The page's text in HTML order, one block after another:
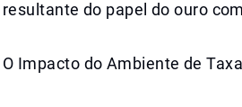
resultante do papel do ouro
O Impacto do Ambiente de